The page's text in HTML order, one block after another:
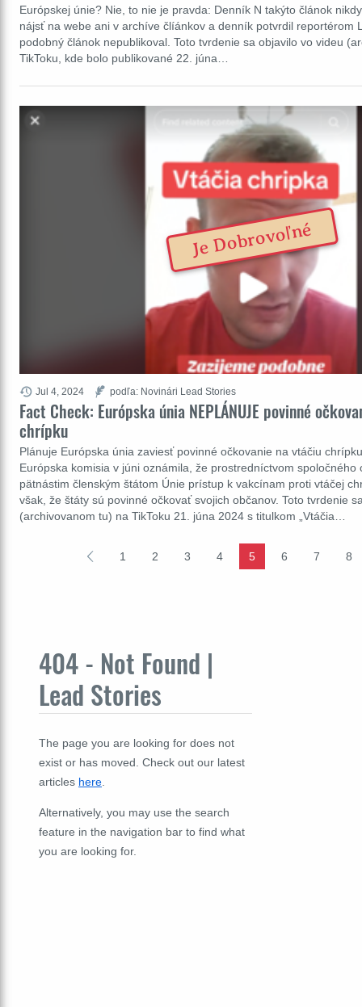
Európskej únie? Nie, to nie je pravda: Denník N takýto článok
nájsť na webe ani v archíve člíánkov a denník potvrdil reportérom
podobný článok nepublikoval. Toto tvrdenie sa objavilo vo videu
TikToku, kde bolo publikované 22. júna…
Fact Check: Európska únia NEPLÁNUJE povinné
chrípku
Plánuje Európska únia zaviesť povinné očkovanie na vtáčiu
Európska komisia v júni oznámila, že prostredníctvom spoločného
pätnástim členským štátom Únie prístup k vakcínam proti vtáčej
však, že štáty sú povinné očkovať svojich občanov. Toto tvrdenie
(archivovanom tu) na TikToku 21. júna 2024 s titulkom „Vtáčia…
Jul 4, 2024 podľa: Novinári Lead Stories
Je Dobrovoľné
1 2 3 4 5 6 7 8
404 - Not Found |
Lead Stories
The page you are looking for does not
exist or has moved. Check out our latest
articles here
Alternatively, you may use the search
feature in the navigation bar to find what
you are looking for.